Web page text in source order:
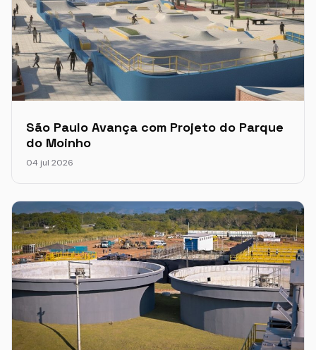
São Paulo Avança com Projeto do Parque
do Moinho
04 jul 2026